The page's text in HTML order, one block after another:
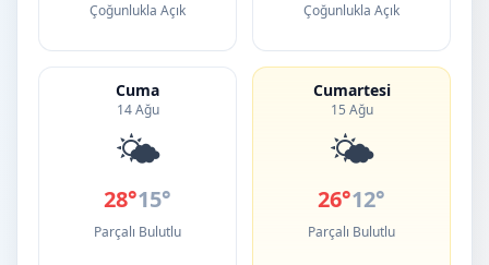
Çoğunlukla Açık Çoğunlukla Açık
Cuma
14 Ağu
🌤️
28°15°
Parçalı Bulutlu
Cumartesi
15 Ağu
🌤️
26°12°
Parçalı Bulutlu